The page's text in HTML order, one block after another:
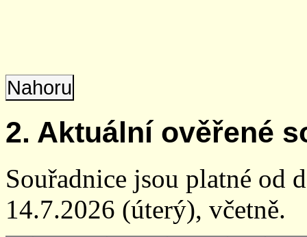
Nahoru
2. Aktuální ověřené
Souřadnice jsou platné od
14.7.2026 (úterý), včetně.